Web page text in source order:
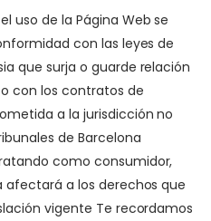
uso de la Página Web se
con las leyes de
que surja o guarde relación
con los contratos de
a la jurisdicción no
de Barcelona
como consumidor,
afectará a los derechos que
vigente Te recordamos